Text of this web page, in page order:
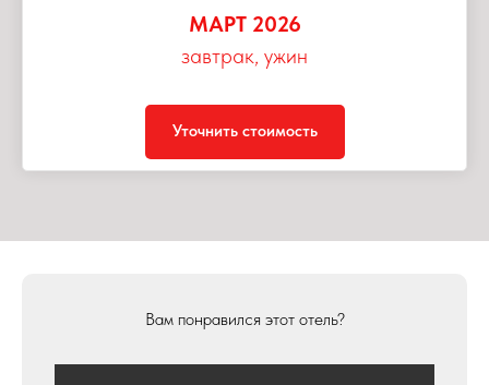
МАРТ 2026
завтрак, ужин
Уточнить стоимость
Вам понравился этот отель?